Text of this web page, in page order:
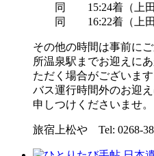
同 15:24着（上田駅
同 16:22着（上田駅
その他の時間は事前に
所温泉駅までお迎えに
ただく場合がございます
バス運行時間外のお迎
申しつけくださいませ。
旅宿上松や Tel: 0268-